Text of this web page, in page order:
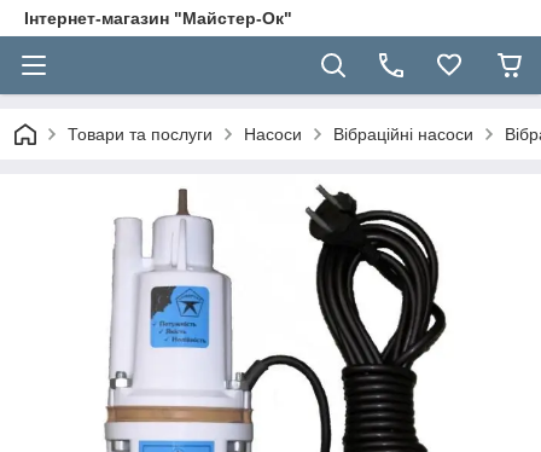
Інтернет-магазин "Майстер-Ок"
Товари та послуги Насоси Вібраційні насоси